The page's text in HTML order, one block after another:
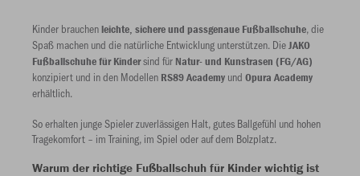
Kinder brauchenleichte, sichere und passgenaue Fußballschuhe, die
Spaß machen und die natürliche Entwicklung unterstützen. DieJAKO
Fußballschuhe für Kindersind für Natur- und Kunstrasen (FG/AG)
konzipiert und in den Modellen RS89 Academy und Opura Academy
erhältlich.
So erhalten junge Spieler zuverlässigen Halt, gutes Ballgefühl und hohen
Tragekomfort – im Training, im Spiel oder auf dem Bolzplatz.
Warum der richtige Fußballschuh für Kinder wichtig ist